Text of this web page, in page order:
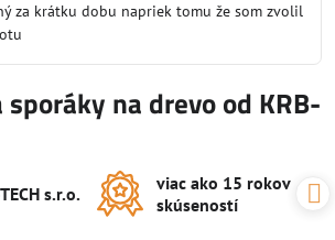
5
za krátku dobu napriek tomu že som zvolil
na drevo od KRB-
s​.r​.o​.
viac ako 15 rokov
skúseností